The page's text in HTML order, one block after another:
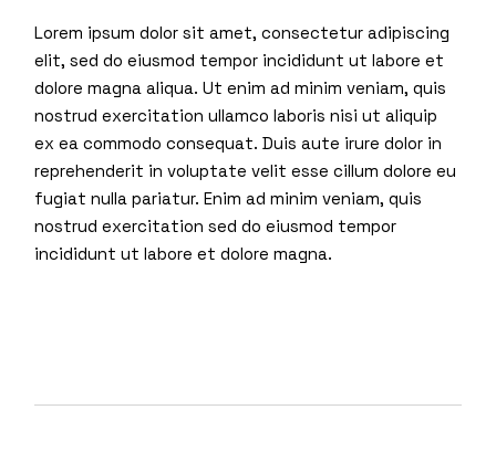
Lorem ipsum dolor sit amet, consectetur adipiscing
elit, sed do eiusmod tempor incididunt ut labore et
dolore magna aliqua. Ut enim ad minim veniam, quis
nostrud exercitation ullamco laboris nisi ut aliquip
ex ea commodo consequat. Duis aute irure dolor in
reprehenderit in voluptate velit esse cillum dolore eu
fugiat nulla pariatur. Enim ad minim veniam, quis
nostrud exercitation sed do eiusmod tempor
incididunt ut labore et dolore magna.